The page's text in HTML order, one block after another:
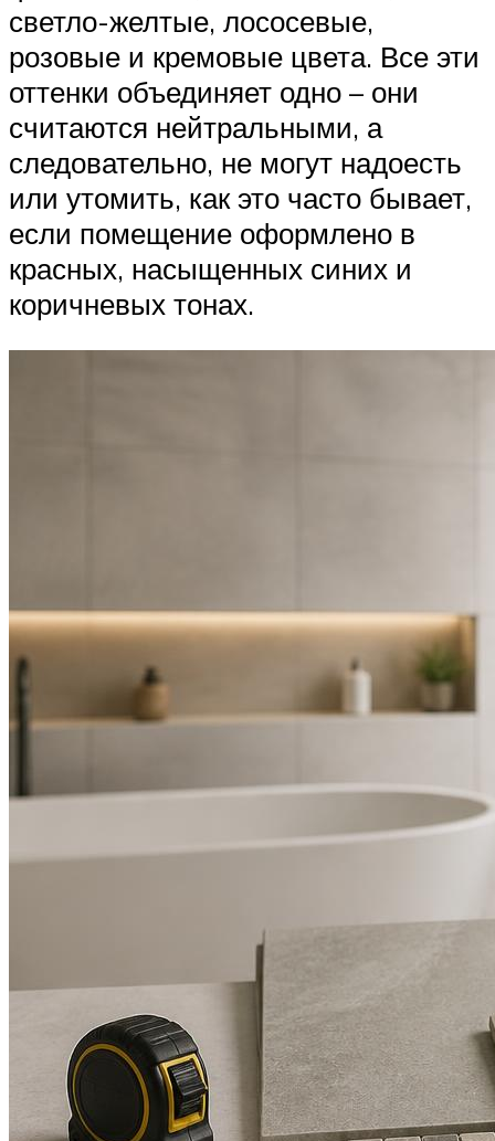
светло-желтые, лососевые,
розовые и кремовые цвета. Все эти
оттенки объединяет одно – они
считаются нейтральными, а
следовательно, не могут надоесть
или утомить, как это часто бывает,
если помещение оформлено в
красных, насыщенных синих и
коричневых тонах.